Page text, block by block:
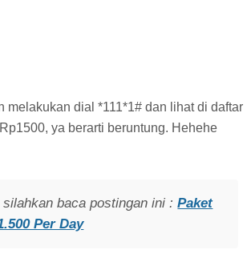
dial *111*1# dan lihat di daftar
ya berarti beruntung. Hehehe
baca postingan ini :Paket
Per Day